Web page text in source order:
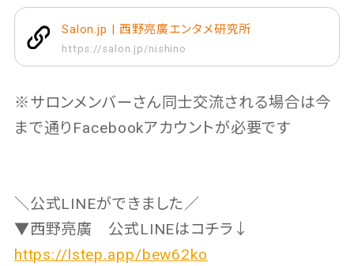
Salon.jp | 西野亮廣エンタメ研究所
https://salon.jp/nishino
※サロンメンバーさん同士交流される場合は今
まで通りFacebookアカウントが必要です
＼公式LINEができました／
▼西野亮廣 公式LINEはコチラ↓
https://lstep.app/bew62ko